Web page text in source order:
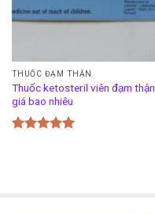
THUỐC ĐẠM THẬN
Thuốc ketosteril viên đạm thận
giá bao nhiêu